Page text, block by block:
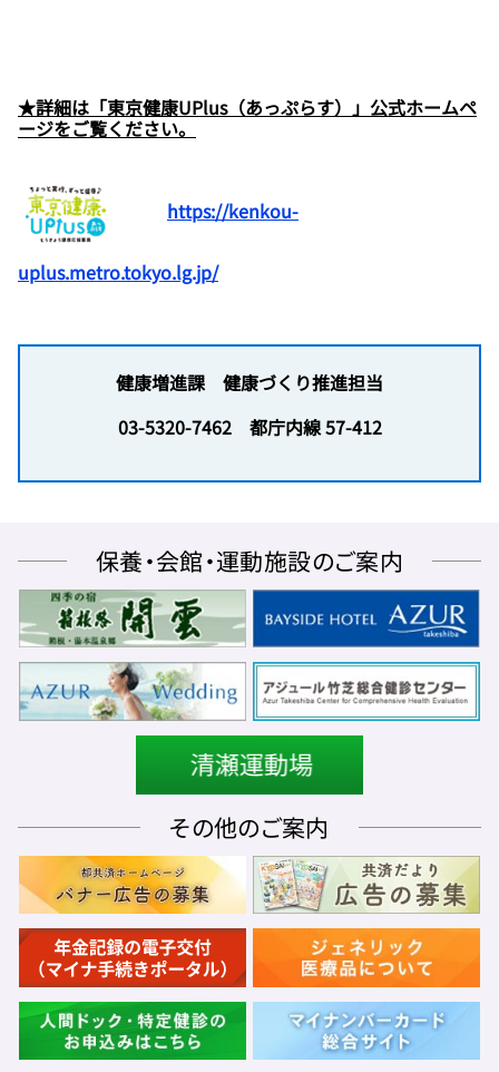
★詳細は「東京健康UPlus（あっぷらす）」公式ホームペ
ージをご覧ください。
https://kenkou-
uplus.metro.tokyo.lg.jp/
健康増進課 健康づくり推進担当
03-5320-7462 都庁内線 57-412
保養・会館・運動施設のご案内
その他のご案内